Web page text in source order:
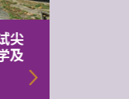
尖
及